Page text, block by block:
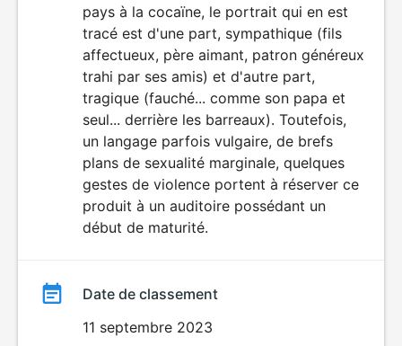
pays à la cocaïne, le portrait qui en est
tracé est d'une part, sympathique (fils
affectueux, père aimant, patron généreux
trahi par ses amis) et d'autre part,
tragique (fauché... comme son papa et
seul... derrière les barreaux). Toutefois,
un langage parfois vulgaire, de brefs
plans de sexualité marginale, quelques
gestes de violence portent à réserver ce
produit à un auditoire possédant un
début de maturité.
Date de classement
11 septembre 2023